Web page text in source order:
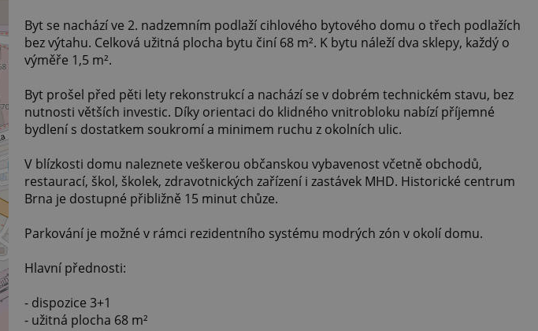
Byt se nachází ve 2. nadzemním podlaží cihlového bytového domu o třech podlažích
bez výtahu. Celková užitná plocha bytu činí 68 m². K bytu náleží dva sklepy, každý o
výměře 1,5 m².
Byt prošel před pěti lety rekonstrukcí a nachází se v dobrém technickém stavu, bez
nutnosti větších investic. Díky orientaci do klidného vnitrobloku nabízí příjemné
bydlení s dostatkem soukromí a minimem ruchu z okolních ulic.
V blízkosti domu naleznete veškerou občanskou vybavenost včetně obchodů,
restaurací, škol, školek, zdravotnických zařízení i zastávek MHD. Historické centrum
Brna je dostupné přibližně 15 minut chůze.
Parkování je možné v rámci rezidentního systému modrých zón v okolí domu.
Hlavní přednosti:
- dispozice 3+1
- užitná plocha 68 m²